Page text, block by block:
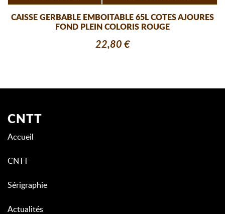
CAISSE GERBABLE EMBOITABLE 65L COTES AJOURES
FOND PLEIN COLORIS ROUGE
22,80 €
CNTT
Accueil
CNTT
Sérigraphie
Actualités